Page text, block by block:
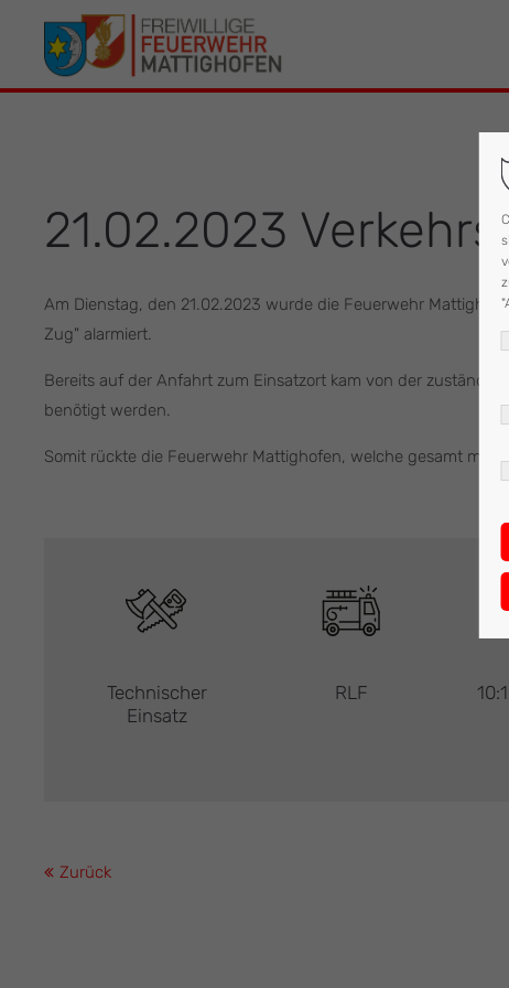
Der Eintrag "offcanvas-col1" existiert leider
nicht.
Der Eintrag
21.02.2023
Am Dienstag, den 21.02.2023 wurde die Feuerwehr
Zug" alarmiert.
Bereits auf der Anfahrt zum Einsatzort kam von der
benötigt werden.
Somit rückte die Feuerwehr Mattighofen, welche gesamt mit
Technischer
Einsatz
RLF
Zurück